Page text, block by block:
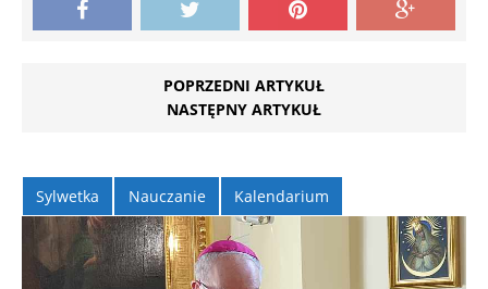
POPRZEDNI ARTYKUŁ
NASTĘPNY ARTYKUŁ
Sylwetka Nauczanie Kalendarium